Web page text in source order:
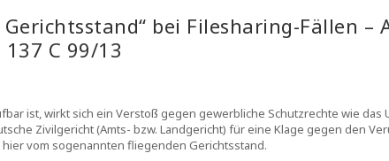
bei Filesharing-Fällen –
137 C 99/13
ist, wirkt sich ein Verstoß gegen gewerbliche Schutzrechte wie das
Zivilgericht (Amts- bzw. Landgericht) für eine Klage gegen den
vom sogenannten fliegenden Gerichtsstand.